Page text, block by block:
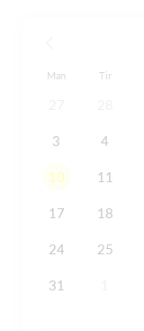
Man Tir
3 4
10 11
17 18
24 25
31